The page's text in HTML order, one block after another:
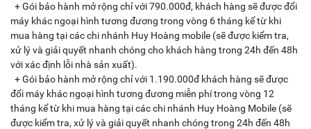
+ Gói bảo hành mở rộng chỉ với 790.000đ, khách hàng sẽ được đổi
máy khác ngoại hình tương đương trong vòng 6 tháng kể từ khi
mua hàng tại các chi nhánh Huy Hoàng mobile (sẽ được kiểm tra,
xử lý và giải quyết nhanh chóng cho khách hàng trong 24h đến 48h
với xác định lỗi nhà sản xuất).
+ Gói bảo hành mở rộng chỉ với 1.190.000đ khách hàng sẽ được
đổi máy khác ngoại hình tương đương miễn phí trong vòng 12
tháng kể từ khi mua hàng tại các chi nhánh Huy Hoàng Mobile (sẽ
được kiểm tra, xử lý và giải quyết nhanh chóng trong 24h đến 48h